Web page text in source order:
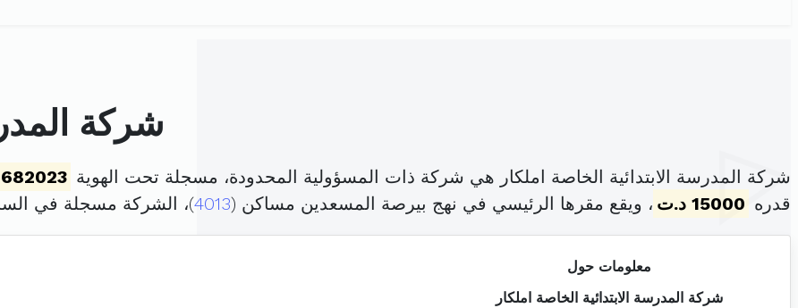
شركة
شركة المدرسة الابتدائية الخاصة املكار هي شركة ذات المسؤولية المحدودة، مسجلة تحت الهوية
قدره 15000 د.ت ، ويقع مقرها الرئيسي في نهج بيرصة المسعدين مساكن (4013)، الشركة مسجلة في
معلومات حول
شركة المدرسة الابتدائية الخاصة املكار